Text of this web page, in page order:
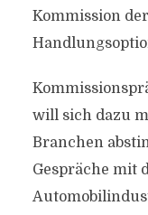
Kommission
will sich dazu
Branchen
Gespräche mit